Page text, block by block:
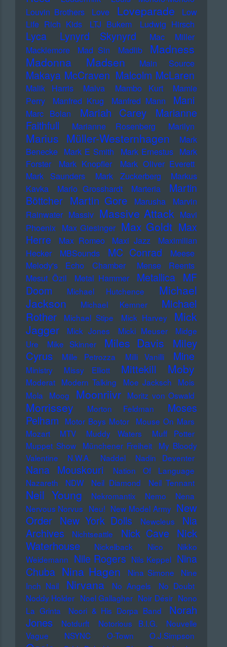
Louvin Brothers
Love Loveparade
Low
Life Rich Kids
LTJ Bukem Ludwig Hirsch
Lyca Lynyrd Skynyrd
Mac Miller
Macklemore
Mad Sin Madlib
Madness
Madonna
Madsen Main Source
Makaya McCraven Malcolm McLaren
Malik Harris Malva Mambo Kurt
Mamie
Perry
Manfred Krug Manfred Mann Mani
Marc Bolan Mariah Carey
Marianne
Faithfull
Marianne Rosenberg Marilyn
Marius Müller-Westernhagen
Mark
Benecke Mark E Smith Mark Ernestus Mark
Forster
Mark Knopfler
Mark Oliver Everett
Mark Saunders
Mark Zuckerberg
Markus
Kavka
Marlo Grosshardt Marteria
Martin
Böttcher Martin Gore Marusha
Marvin
Rainwater Massiv Massive Attack Mavi
Phoenix Max Giesinger Max Goldt Max
Herre
Max Romeo Maxi Jazz
Maximilian
Hecker
MBSounds MC Conrad
Meese
Melody's Echo Chamber
Mense Reents
Mesut Özil
Metal Hammer Metallica MF
Doom
Michael Hutchence
Michael
Jackson
Michael Kemner
Michael
Rother
Michael Stipe Mick Harvey
Mick
Jagger
Mick Jones Micki Meuser
Midge
Ure
Mike Skinner Miles Davis
Miley
Cyrus
Mille Petrozza Milli Vanilli Mine
Ministry Missy Elliott Mittekill Moby
Moderat Modern Talking Moe Jacksch
Mois
Mola
Moog Moonriivr Moritz von Oswald
Morrissey Morton Feldman
Moses
Pelham
Motor Boys Motor
Mouse On Mars
Mozart
MTV Muddy Waters
Muff Potter
Muppet Show
Münchener Freiheit
My Bloody
Valentine
N.W.A. Naddel Nadin Deventer
Nana Mouskouri
Nation Of Language
Nazareth
NDW Neil Diamond Neil Tennant
Neil Young Nekromantix Nemo
Nena
Nervous Norvus Neu! New Model Army New
Order New York Dolls Newcleus
Nia
Archives
Nichtseattle Nick Cave
Nick
Waterhouse
Nickelback Nico
Nikko
Weidemann Nile Rogers Nils Keppel Nina
Chuba Nina Hagen Nina Simone
Nine
Inch Nail
Nirvana No Angels
No Doubt
Noddy Holder Noel Gallagher Noir Désir Nono
La Grinta
Noori & His Dorpa Band
Norah
Jones
Notdurft Notorious B.I.G.
Nouvelle
Vague
NSYNC O-Town O.J.Simpson